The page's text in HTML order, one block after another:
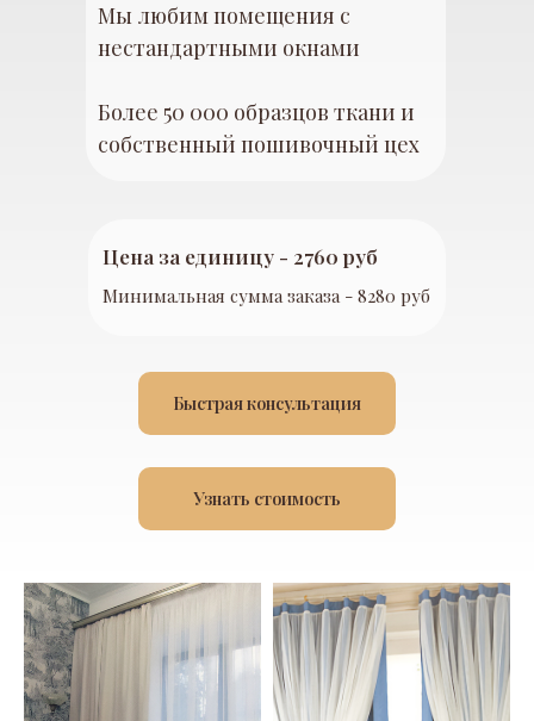
Быстрая консультация
Мы любим помещения с
нестандартными окнами
Более 50 000 образцов ткани и
собственный пошивочный цех
Узнать стоимость
Минимальная сумма заказа - 8280 руб
Цена за единицу - 2760 руб